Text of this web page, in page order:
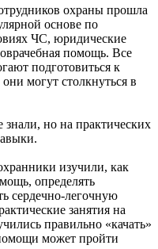
охраны прошла
основе по
ЧС, юридические
помощь. Все
подготовиться к
могут столкнуться в
но на практических
изучили, как
определять
сердечно-легочную
занятия на
правильно «качать»
может пройти